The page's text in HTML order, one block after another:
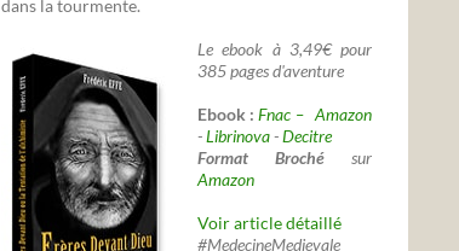
dans la tourmente.
Le ebook à 3,49€ pour
385 pages d'aventure
Ebook :Fnac – Amazon
-Librinova-Decitre
Format Broché sur
Amazon
Voir article détaillé
#MedecineMedievale